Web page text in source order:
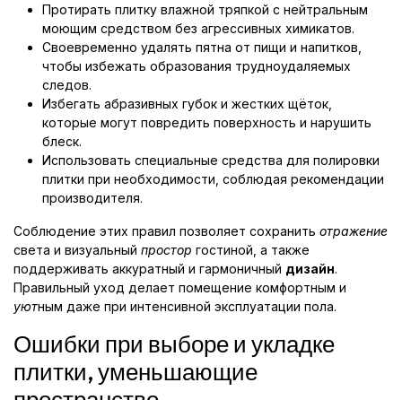
Протирать плитку влажной тряпкой с нейтральным
моющим средством без агрессивных химикатов.
Своевременно удалять пятна от пищи и напитков,
чтобы избежать образования трудноудаляемых
следов.
Избегать абразивных губок и жестких щёток,
которые могут повредить поверхность и нарушить
блеск.
Использовать специальные средства для полировки
плитки при необходимости, соблюдая рекомендации
производителя.
Соблюдение этих правил позволяет сохранить отражение
света и визуальный простор гостиной, а также
поддерживать аккуратный и гармоничный дизайн.
Правильный уход делает помещение комфортным и
уютным даже при интенсивной эксплуатации пола.
Ошибки при выборе и укладке
плитки, уменьшающие